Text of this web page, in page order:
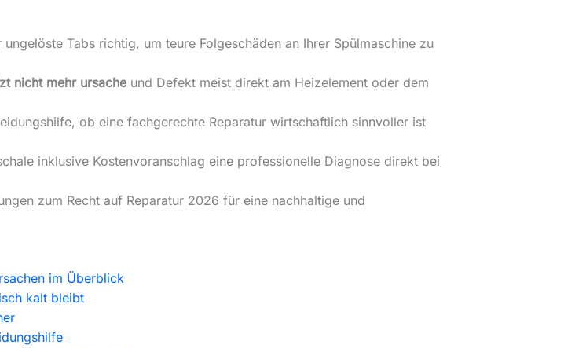
Tabs richtig, um teure Folgeschäden an Ihrer Spülmaschine zu
nicht mehr ursacheund Defekt meist direkt am Heizelement oder dem
ob eine fachgerechte Reparatur wirtschaftlich sinnvoller ist
inklusive Kostenvoranschlag eine professionelle Diagnose direkt bei
zum Recht auf Reparatur 2026 für eine nachhaltige und
im Überblick
kalt bleibt